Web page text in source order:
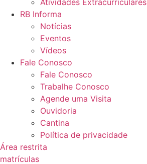
RB Informa
Notícias
Eventos
Vídeos
Fale Conosco
Fale Conosco
Trabalhe Conosco
Agende uma Visita
Ouvidoria
Cantina
Política de privacidade
Área restrita
matrículas